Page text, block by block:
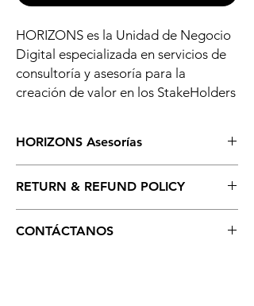
HORIZONS es la Unidad de Negocio
Digital especializada en servicios de
consultoría y asesoría para la
creación de valor en los StakeHolders
HORIZONS Asesorías
especializada en servicios de consultoría y
asesoría para la creación de valor en los
StakeHolders
Tipos de Servicio:
RETURN & REFUND POLICY
establecidos.
CONTÁCTANOS